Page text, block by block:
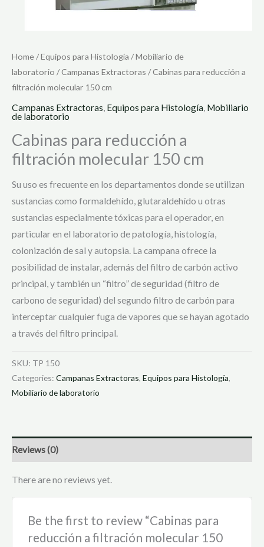
Home/Equipos para Histología /Mobiliario de
laboratorio /Campanas Extractoras / Cabinas para reducción a
filtración molecular 150 cm
Campanas Extractoras, Equipos para Histología, Mobiliario
de laboratorio
Cabinas para reducción a
filtración molecular 150 cm
Su uso es frecuente en los departamentos donde se utilizan
sustancias como formaldehído, glutaraldehído u otras
sustancias especialmente tóxicas para el operador, en
particular en el laboratorio de patología, histología,
colonización de sal y autopsia. La campana ofrece la
posibilidad de instalar, además del filtro de carbón activo
principal, y también un “filtro” de seguridad (filtro de
carbono de seguridad) del segundo filtro de carbón para
interceptar cualquier fuga de vapores que se hayan agotado
a través del filtro principal.
SKU: TP 150
Categories: Campanas Extractoras, Equipos para Histología,
Mobiliario de laboratorio
Reviews (0)
There are no reviews yet.
Be the first to review “Cabinas para
reducción a filtración molecular 150